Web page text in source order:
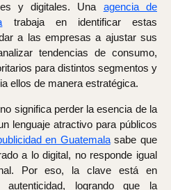
y digitales. Una agencia de
trabaja en identificar estas
a las empresas a ajustar sus
tendencias de consumo,
para distintos segmentos y
ellos de manera estratégica.
significa perder la esencia de la
lenguaje atractivo para públicos
en Guatemalasabe que
a lo digital, no responde igual
Por eso, la clave está en
autenticidad, logrando que la